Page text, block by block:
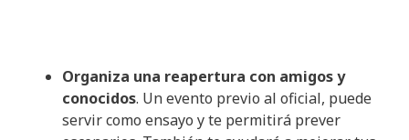
Organiza una reapertura con amigos y
conocidos. Un evento previo al oficial, puede
servir como ensayo y te permitirá prever